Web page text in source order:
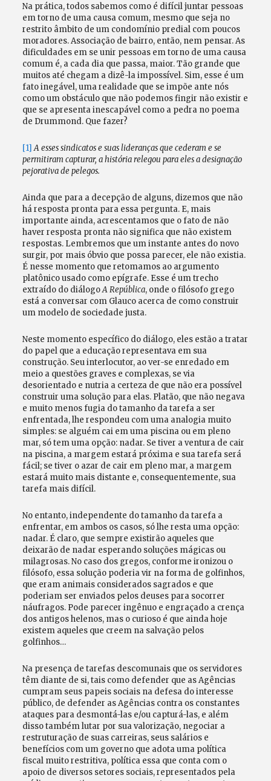
Na prática, todos sabemos como é difícil juntar pessoas
em torno de uma causa comum, mesmo que seja no
restrito âmbito de um condomínio predial com poucos
moradores. Associação de bairro, então, nem pensar. As
dificuldades em se unir pessoas em torno de uma causa
comum é, a cada dia que passa, maior. Tão grande que
muitos até chegam a dizê-la impossível. Sim, esse é um
fato inegável, uma realidade que se impõe ante nós
como um obstáculo que não podemos fingir não existir e
que se apresenta inescapável como a pedra no poema
de Drummond. Que fazer?
[1]A esses sindicatos e suas lideranças que cederam e se
permitiram capturar, a história relegou para eles a designação
pejorativa de pelegos.
Ainda que para a decepção de alguns, dizemos que não
há resposta pronta para essa pergunta. E, mais
importante ainda, acrescentamos que o fato de não
haver resposta pronta não significa que não existem
respostas. Lembremos que um instante antes do novo
surgir, por mais óbvio que possa parecer, ele não existia.
É nesse momento que retomamos ao argumento
platônico usado como epígrafe. Esse é um trecho
extraído do diálogoA República, onde o filósofo grego
está a conversar com Glauco acerca de como construir
um modelo de sociedade justa.
Neste momento específico do diálogo, eles estão a tratar
do papel que a educação representava em sua
construção. Seu interlocutor, ao ver-se enredado em
meio a questões graves e complexas, se via
desorientado e nutria a certeza de que não era possível
construir uma solução para elas. Platão, que não negava
e muito menos fugia do tamanho da tarefa a ser
enfrentada, lhe respondeu com uma analogia muito
simples: se alguém cai em uma piscina ou em pleno
mar, só tem uma opção: nadar. Se tiver a ventura de cair
na piscina, a margem estará próxima e sua tarefa será
fácil; se tiver o azar de cair em pleno mar, a margem
estará muito mais distante e, consequentemente, sua
tarefa mais difícil.
No entanto, independente do tamanho da tarefa a
enfrentar, em ambos os casos, só lhe resta uma opção:
nadar. É claro, que sempre existirão aqueles que
deixarão de nadar esperando soluções mágicas ou
milagrosas. No caso dos gregos, conforme ironizou o
filósofo, essa solução poderia vir na forma de golfinhos,
que eram animais considerados sagrados e que
poderiam ser enviados pelos deuses para socorrer
náufragos. Pode parecer ingênuo e engraçado a crença
dos antigos helenos, mas o curioso é que ainda hoje
existem aqueles que creem na salvação pelos
golfinhos…
Na presença de tarefas descomunais que os servidores
têm diante de si, tais como defender que as Agências
cumpram seus papeis sociais na defesa do interesse
público, de defender as Agências contra os constantes
ataques para desmontá-las e/ou capturá-las, e além
disso também lutar por sua valorização, negociar a
restruturação de suas carreiras, seus salários e
benefícios com um governo que adota uma política
fiscal muito restritiva, política essa que conta com o
apoio de diversos setores sociais, representados pela